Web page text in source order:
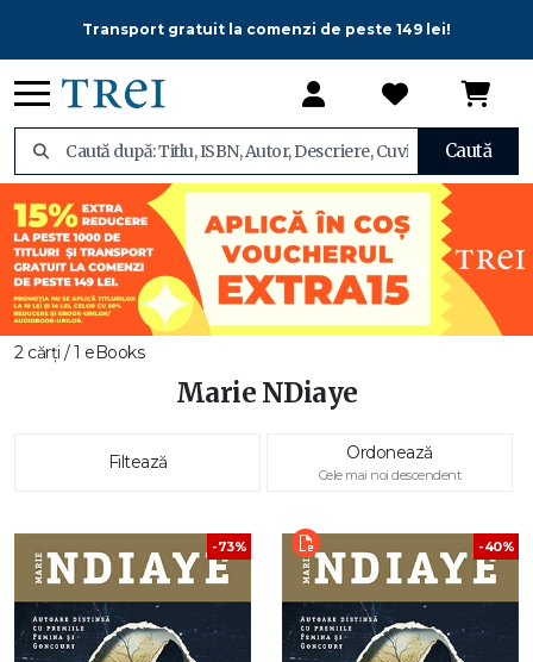
Transport gratuit la comenzi de peste 149 lei!
Caută
2 cărți / 1 eBooks
Marie NDiaye
Filtează Ordonează
Cele mai noi descendent
-73% -40%